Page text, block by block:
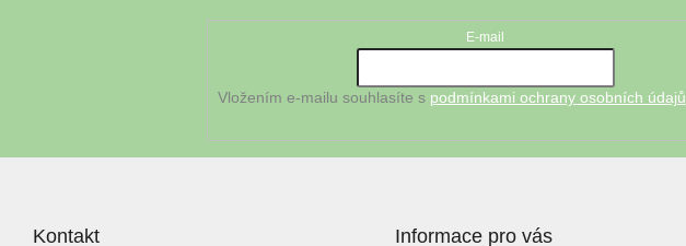
E-mail
Vložením e-mailu souhlasíte s podmínkami ochrany osobních údajů
Kontakt Informace pro vás